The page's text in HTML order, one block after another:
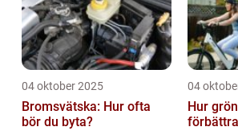
04 oktober 2025
Bromsvätska: Hur ofta
bör du byta?
04
Hur